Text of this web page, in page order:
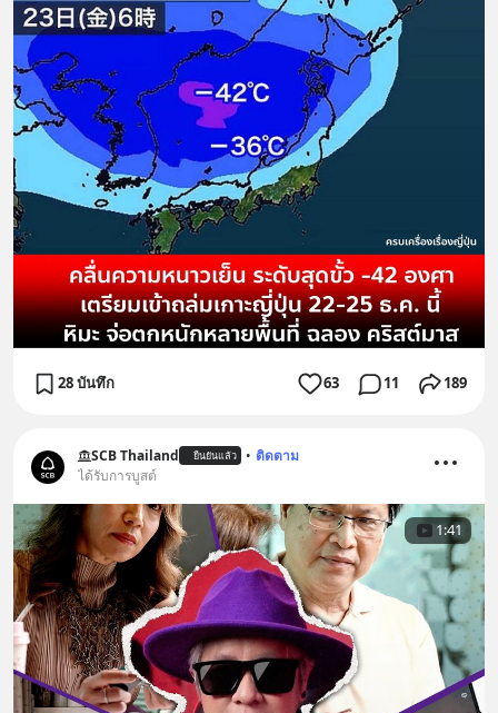
28 บันทึก 63 11 189
SCB Thailand ยืนยันแล้ว • ติดตาม
ได้รับการบูสต์
1:41